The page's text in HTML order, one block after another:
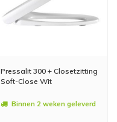
Pressalit 300 + Closetzitting
Soft-Close Wit
Binnen 2 weken geleverd